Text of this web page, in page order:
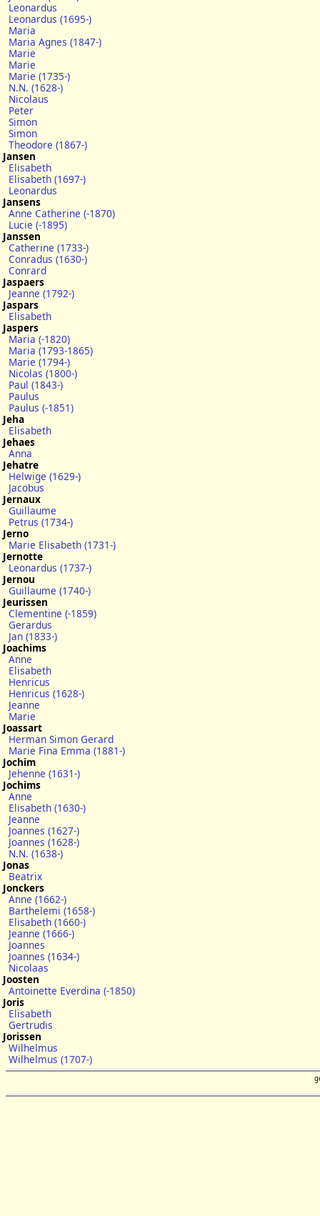
Leonardus
Leonardus (1695-)
Maria
Maria Agnes (1847-)
Marie
Marie
Marie (1735-)
N.N. (1628-)
Nicolaus
Peter
Simon
Simon
Theodore (1867-)
Jansen
Elisabeth
Elisabeth (1697-)
Leonardus
Jansens
Anne Catherine (-1870)
Lucie (-1895)
Janssen
Catherine (1733-)
Conradus (1630-)
Conrard
Jaspaers
Jeanne (1792-)
Jaspars
Elisabeth
Jaspers
Maria (-1820)
Maria (1793-1865)
Marie (1794-)
Nicolas (1800-)
Paul (1843-)
Paulus
Paulus (-1851)
Jeha
Elisabeth
Jehaes
Anna
Jehatre
Helwige (1629-)
Jacobus
Jernaux
Guillaume
Petrus (1734-)
Jerno
Marie Elisabeth (1731-)
Jernotte
Leonardus (1737-)
Jernou
Guillaume (1740-)
Jeurissen
Clementine (-1859)
Gerardus
Jan (1833-)
Joachims
Anne
Elisabeth
Henricus
Henricus (1628-)
Jeanne
Marie
Joassart
Herman Simon Gerard
Marie Fina Emma (1881-)
Jochim
Jehenne (1631-)
Jochims
Anne
Elisabeth (1630-)
Jeanne
Joannes (1627-)
Joannes (1628-)
N.N. (1638-)
Jonas
Beatrix
Jonckers
Anne (1662-)
Barthelemi (1658-)
Elisabeth (1660-)
Jeanne (1666-)
Joannes
Joannes (1634-)
Nicolaas
Joosten
Antoinette Everdina (-1850)
Joris
Elisabeth
Gertrudis
Jorissen
Wilhelmus
Wilhelmus (1707-)